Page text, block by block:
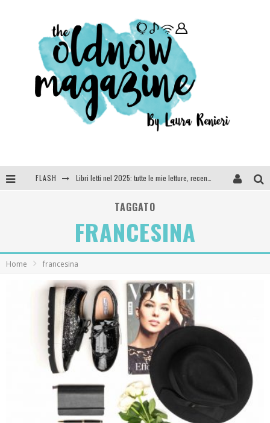
FLASH
SEE YOU AT 5 | Chanel
Anya Taylor-Joy, Jisoo e Willow Smith protagoniste della nuova campagna Dior Addict
TAGGATO
FRANCESINA
Home francesina